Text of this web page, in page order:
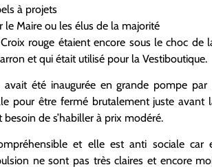
à projets
Maire ou les élus de la majorité
rouge étaient encore sous le choc
et qui était utilisé pour la Vestiboutique.
avait été inaugurée en grande pompe
pour être fermé brutalement juste avant
de s’habiller à prix modéré.
et elle est anti sociale
ne sont pas très claires et encore